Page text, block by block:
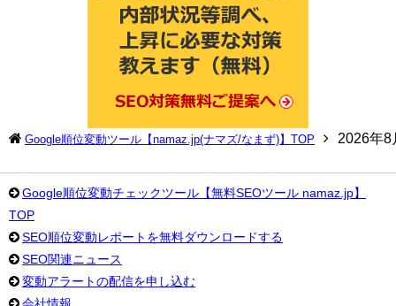
Google順位変動ツール【namaz.jp(ナマズ/なまず)】TOP 2026年8
Google順位変動チェックツール【無料SEOツール namaz.jp】
TOP
SEO順位変動レポートを無料ダウンロードする
SEO関連ニュース
変動アラートの配信を申し込む